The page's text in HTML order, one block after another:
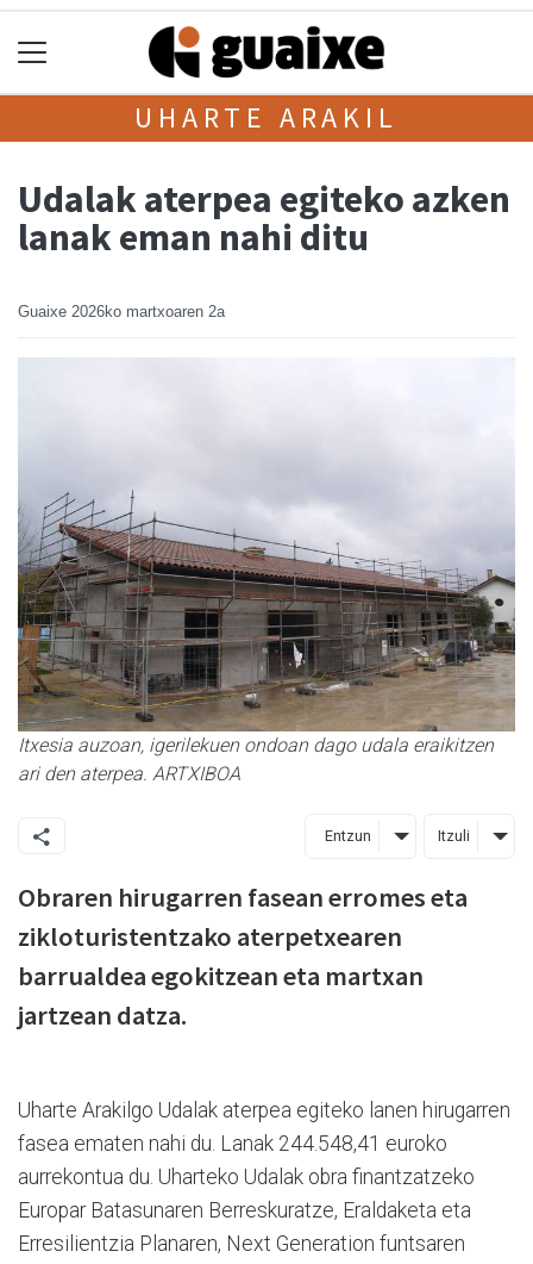
UHARTE ARAKIL
Udalak aterpea egiteko azken
lanak eman nahi ditu
Guaixe 2026ko martxoaren 2a
Itxesia auzoan, igerilekuen ondoan dago udala eraikitzen
ari den aterpea. ARTXIBOA
Entzun Itzuli
Obraren hirugarren fasean erromes eta
zikloturistentzako aterpetxearen
barrualdea egokitzean eta martxan
jartzean datza.
Uharte Arakilgo Udalak aterpea egiteko lanen hirugarren
fasea ematen nahi du. Lanak 244.548,41 euroko
aurrekontua du. Uharteko Udalak obra finantzatzeko
Europar Batasunaren Berreskuratze, Eraldaketa eta
Erresilientzia Planaren, Next Generation funtsaren